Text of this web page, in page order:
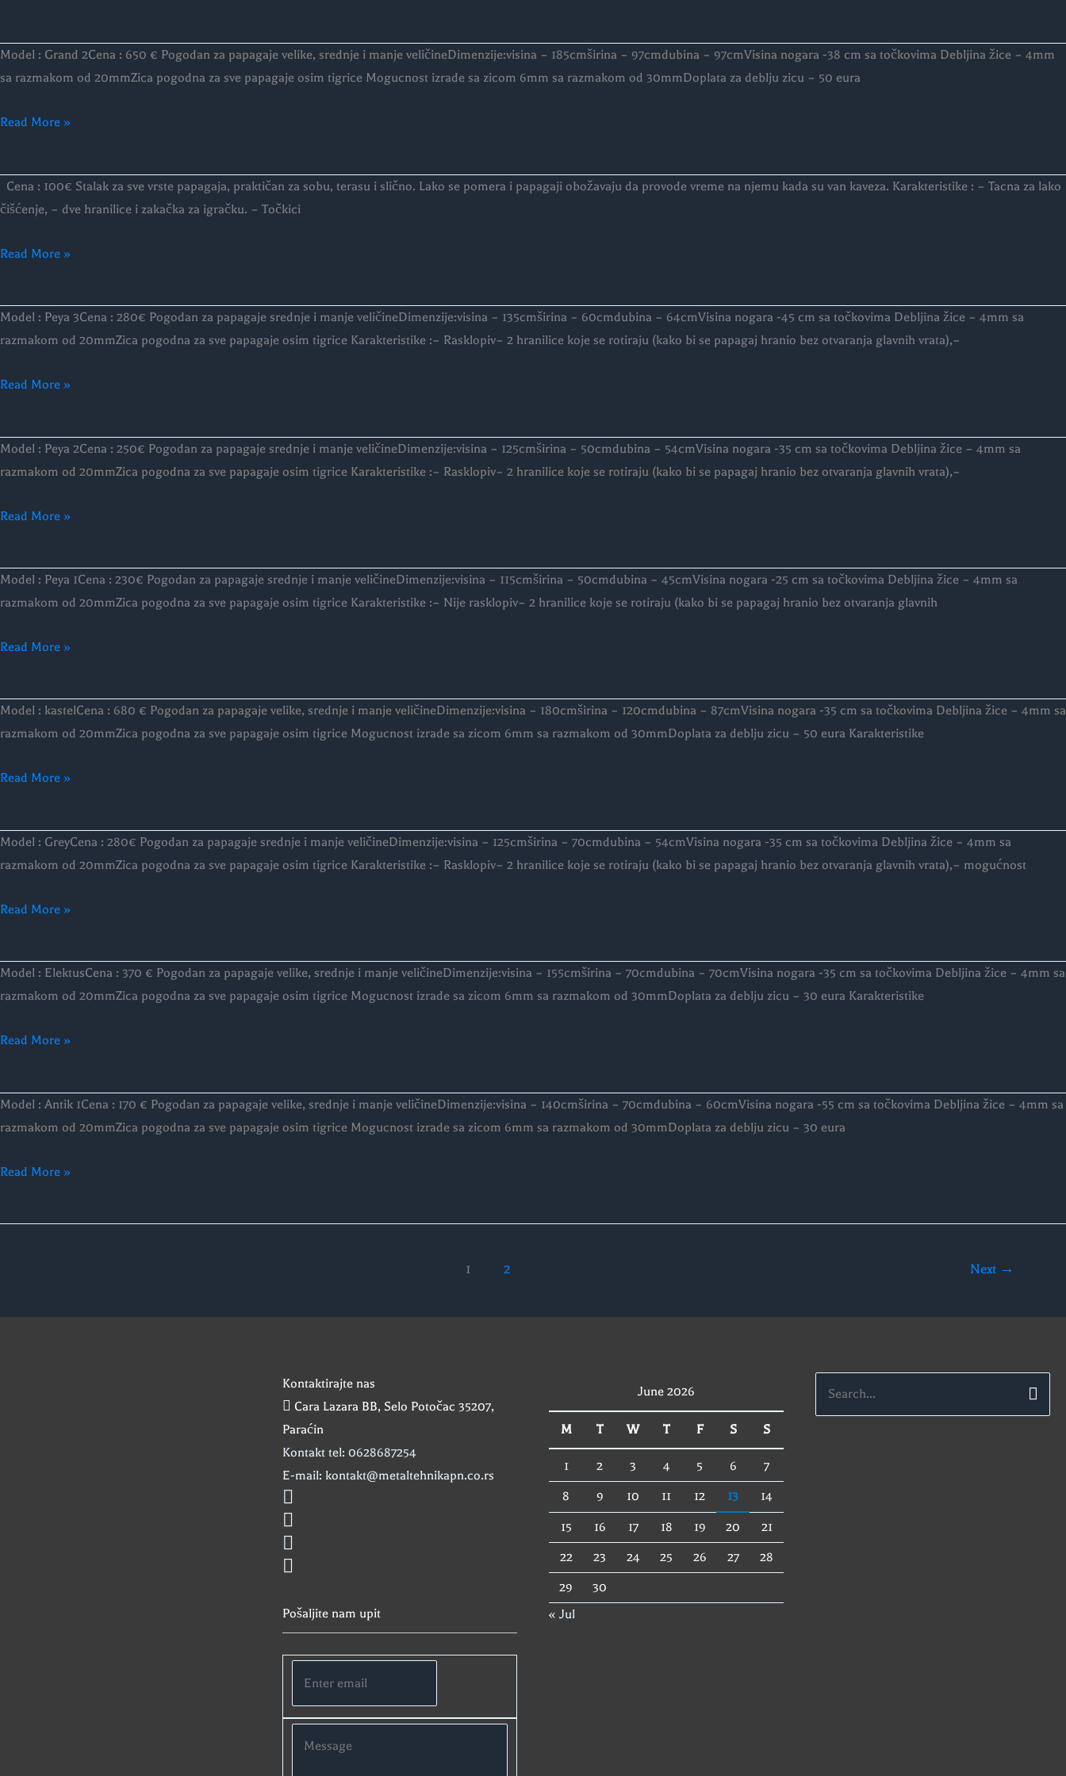
Model : Grand 2Cena : 650 € Pogodan za papagaje velike, srednje i manje veličineDimenzije:visina – 185cmširina – 97cmdubina – 97cmVisina nogara -38 cm sa točkovima Debljina žice – 4mm
sa razmakom od 20mmZica pogodna za sve papagaje osim tigrice Mogucnost izrade sa zicom 6mm sa razmakom od 30mmDoplata za deblju zicu – 50 eura
Model:
GRAND
Read More »
Cena : 100€ Stalak za sve vrste papagaja, praktičan za sobu, terasu i slično. Lako se pomera i papagaji obožavaju da provode vreme na njemu kada su van kaveza. Karakteristike : – Tacna za lako
čišćenje, – dve hranilice i zakačka za igračku. – Točkici
Stalak
za
Read More »
Model : Peya 3Cena : 280€ Pogodan za papagaje srednje i manje veličineDimenzije:visina – 135cmširina – 60cmdubina – 64cmVisina nogara -45 cm sa točkovima Debljina žice – 4mm sa
razmakom od 20mmZica pogodna za sve papagaje osim tigrice Karakteristike :– Rasklopiv– 2 hranilice koje se rotiraju (kako bi se papagaj hranio bez otvaranja glavnih vrata),–
Model
PEYA
Read More »
Model : Peya 2Cena : 250€ Pogodan za papagaje srednje i manje veličineDimenzije:visina – 125cmširina – 50cmdubina – 54cmVisina nogara -35 cm sa točkovima Debljina žice – 4mm sa
razmakom od 20mmZica pogodna za sve papagaje osim tigrice Karakteristike :– Rasklopiv– 2 hranilice koje se rotiraju (kako bi se papagaj hranio bez otvaranja glavnih vrata),–
Model
:
2Read More »
Model : Peya 1Cena : 230€ Pogodan za papagaje srednje i manje veličineDimenzije:visina – 115cmširina – 50cmdubina – 45cmVisina nogara -25 cm sa točkovima Debljina žice – 4mm sa
razmakom od 20mmZica pogodna za sve papagaje osim tigrice Karakteristike :– Nije rasklopiv– 2 hranilice koje se rotiraju (kako bi se papagaj hranio bez otvaranja glavnih
Model
:
1Read More »
Model : kastelCena : 680 € Pogodan za papagaje velike, srednje i manje veličineDimenzije:visina – 180cmširina – 120cmdubina – 87cmVisina nogara -35 cm sa točkovima Debljina žice – 4mm sa
razmakom od 20mmZica pogodna za sve papagaje osim tigrice Mogucnost izrade sa zicom 6mm sa razmakom od 30mmDoplata za deblju zicu – 50 eura Karakteristike
Model:
KASTEL
Read More »
Model : GreyCena : 280€ Pogodan za papagaje srednje i manje veličineDimenzije:visina – 125cmširina – 70cmdubina – 54cmVisina nogara -35 cm sa točkovima Debljina žice – 4mm sa
razmakom od 20mmZica pogodna za sve papagaje osim tigrice Karakteristike :– Rasklopiv– 2 hranilice koje se rotiraju (kako bi se papagaj hranio bez otvaranja glavnih vrata),– mogućnost
Model:
GREY
Read More »
Model : ElektusCena : 370 € Pogodan za papagaje velike, srednje i manje veličineDimenzije:visina – 155cmširina – 70cmdubina – 70cmVisina nogara -35 cm sa točkovima Debljina žice – 4mm sa
razmakom od 20mmZica pogodna za sve papagaje osim tigrice Mogucnost izrade sa zicom 6mm sa razmakom od 30mmDoplata za deblju zicu – 30 eura Karakteristike
Model:
ELECTUS
Read More »
Model : Antik 1Cena : 170 € Pogodan za papagaje velike, srednje i manje veličineDimenzije:visina – 140cmširina – 70cmdubina – 60cmVisina nogara -55 cm sa točkovima Debljina žice – 4mm sa
razmakom od 20mmZica pogodna za sve papagaje osim tigrice Mogucnost izrade sa zicom 6mm sa razmakom od 30mmDoplata za deblju zicu – 30 eura
Model:
ANTIK
Read More »
1 2 Next →
Kontaktirajte nas
Cara Lazara BB, Selo Potočac 35207,
Paraćin
Kontakt tel: 0628687254
E-mail: kontakt@metaltehnikapn.co.rs
Pošaljite nam upit
June 2026
M T W T F S S
1 2 3 4 5 6 7
8 9 10 11 12 13 14
15 16 17 18 19 20 21
22 23 24 25 26 27 28
29
30
« Jul
Search
for: